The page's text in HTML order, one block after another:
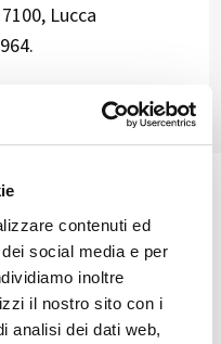
contenuti ed
social media e per
inoltre
il nostro sito con i
analisi dei dati web,
Lucca
di